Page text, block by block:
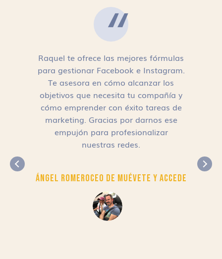
Raquel te ofrece las mejores fórmulas
para gestionar Facebook e Instagram.
Te asesora en cómo alcanzar los
objetivos que necesita tu compañía y
cómo emprender con éxito tareas de
marketing. Gracias por darnos ese
empujón para profesionalizar
nuestras redes.
Ángel RomeroCEO de Muévete y Accede